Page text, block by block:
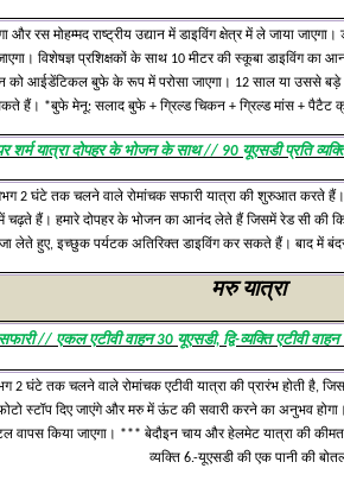
रस मोहम्मद राष्ट्रीय उद्यान में डाइविंग क्षेत्र में ले जाया
विशेषज्ञ प्रशिक्षकों के साथ 10 मीटर की स्कूबा डाइविंग
आईडेंटिकल बुफे के रूप में परोसा जाएगा। 12 साल या उससे बड़े
हैं। *बुफे मेनू: सलाद बुफे + ग्रिल्ड चिकन + ग्रिल्ड मांस + पैटैट
शर्म यात्रा दोपहर के भोजन के साथ // 90 यूएसडी प्रति
2 घंटे तक चलने वाले रोमांचक सफारी यात्रा की शुरुआत करते हैं।
में चढ़ते हैं। हमारे दोपहर के भोजन का आनंद लेते हैं जिसमें रेड सी की
लेते हुए, इच्छुक पर्यटक अतिरिक्त डाइविंग कर सकते हैं। बाद में
मरु यात्रा
// एकल एटीवी वाहन 30 यूएसडी, द्वि-व्यक्ति एटीवी
तक चलने वाले रोमांचक एटीवी यात्रा की प्रारंभ होती है,
स्टॉप दिए जाएंगे और मरु में ऊंट की सवारी करने का अनुभव
किया जाएगा। *** बेदौइन चाय और हेलमेट यात्रा की
व्यक्ति 6.-यूएसडी की एक पानी की